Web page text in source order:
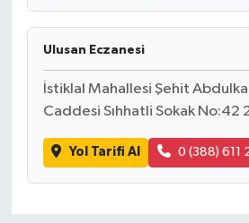
Ulusan Eczanesi
İstiklal Mahallesi Şehit
Caddesi Sıhhatli Sokak No:42
Yol Tarifi Al 0 (388) 611
MİZAH
TARİH
Genel
Politika